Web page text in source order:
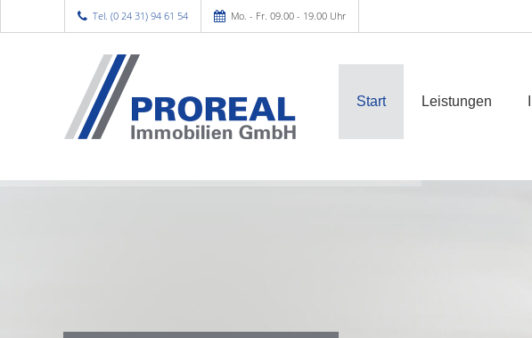
Tel. (0 24 31) 94 61 54 Mo. - Fr. 09.00 - 19.00 Uhr
Start Leistungen